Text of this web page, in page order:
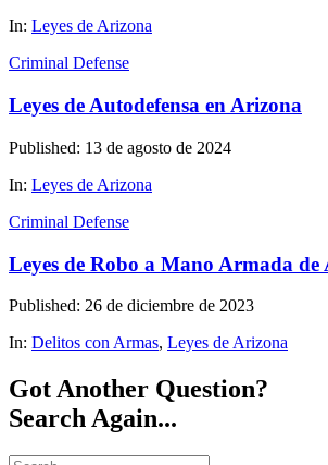
In: Leyes de Arizona
Criminal Defense
Leyes de Autodefensa en Arizona
Published: 13 de agosto de 2024
In: Leyes de Arizona
Criminal Defense
Leyes de Robo a Mano Armada de
Published: 26 de diciembre de 2023
In: Delitos con Armas, Leyes de Arizona
Got Another Question?
Search Again...